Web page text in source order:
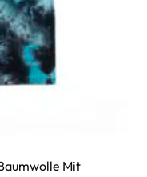
Mit